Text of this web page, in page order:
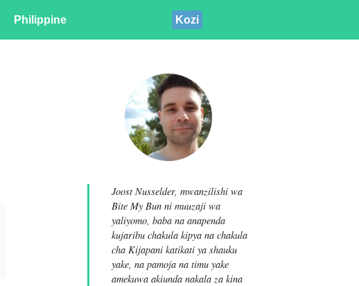
Philippine Kozi
Joost Nusselder, mwanzilishi wa
Bite My Bun ni muuzaji wa
yaliyomo, baba na anapenda
kujaribu chakula kipya na chakula
cha Kijapani katikati ya shauku
yake, na pamoja na timu yake
amekuwa akiunda nakala za kina